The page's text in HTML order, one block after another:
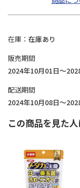
在庫
在庫あり
販売期間
2024年10月01日～
配送期間
2024年10月08日～
この商品を見た